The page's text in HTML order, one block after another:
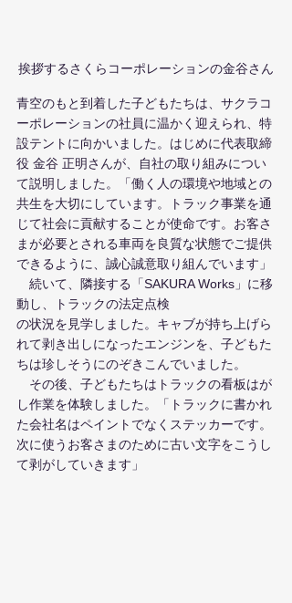
挨拶するさくらコーポレーションの金谷さん
青空のもと到着した子どもたちは、サクラコ
ーポレーションの社員に温かく迎えられ、特
設テントに向かいました。はじめに代表取締
役 金谷 正明さんが、自社の取り組みについ
て説明しました。「働く人の環境や地域との
共生を大切にしています。トラック事業を通
じて社会に貢献することが使命です。お客さ
まが必要とされる車両を良質な状態でご提供
できるように、誠心誠意取り組んでいます」
続いて、隣接する「SAKURA Works」に移
動し、トラックの法定点検
の状況を見学しました。キャブが持ち上げら
れて剥き出しになったエンジンを、子どもた
ちは珍しそうにのぞきこんでいました。
その後、子どもたちはトラックの看板はが
し作業を体験しました。「トラックに書かれ
た会社名はペイントでなくステッカーです。
次に使うお客さまのために古い文字をこうし
て剥がしていきます」